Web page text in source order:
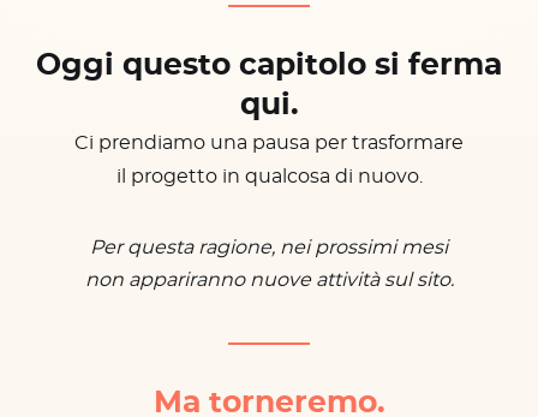
Oggi questo capitolo si ferma
qui.
Ci prendiamo una pausa per trasformare
il progetto in qualcosa di nuovo.
Per questa ragione, nei prossimi mesi
non appariranno nuove attività sul sito.
Ma torneremo.